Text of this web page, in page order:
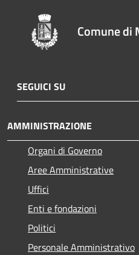
Comune di
SEGUICI SU
AMMINISTRAZIONE
Organi di Governo
Aree Amministrative
Uffici
Enti e fondazioni
Politici
Personale Amministrativo